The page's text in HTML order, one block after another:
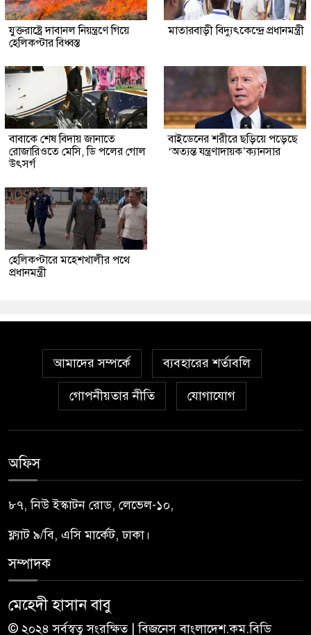
যুক্তরাষ্ট্রে দাবানল নিয়ন্ত্রণে গিয়ে
হেলিকপ্টার বিধ্বস্ত
মাতারবাড়ী বিদ্যুৎকেন্দ্রে প্রধানমন্ত্রী
বাবাকে শেষ বিদায় জানাতে
রোজারিওতে মেসি, ডি পলের গোল
উৎসর্গ
বাইডেনের শরীরে ছড়িয়ে পড়েছে
‘অত্যন্ত যন্ত্রণাদায়ক’ক্যানসার
হেলিকপ্টারে মহেশখালীর পথে
প্রধানমন্ত্রী
আমাদের সম্পর্কে ব্যবহারের শর্তাবলি
গোপনীয়তার নীতি যোগাযোগ
অফিস
৮৭, নিউ ইস্কাটন রোড, লেভেল-১০,
ফ্ল্যাট ৯/বি, এসি মার্কেট, ঢাকা।
সম্পাদক
মেহেদী হাসান বাবু
© ২০২৪ সর্বস্বত্ব সংরক্ষিত | বিজনেস বাংলাদেশ.কম.বিডি